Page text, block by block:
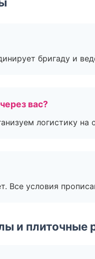
бригаду и
вас?
логистику на
Все условия
и плиточные